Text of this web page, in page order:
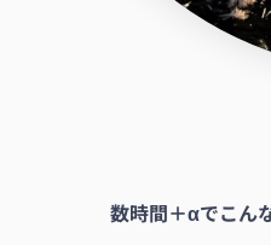
数時間＋αでこん